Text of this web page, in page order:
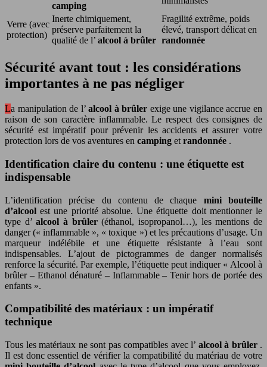
camping
Verre (avec
protection)
Inerte chimiquement,
préserve parfaitement la
qualité de l’ alcool à brûler
Fragilité extrême, poids
élevé, transport délicat en
randonnée
Sécurité avant tout : les considérations
importantes à ne pas négliger
La manipulation de l’alcool à brûler exige une vigilance accrue en
raison de son caractère inflammable. Le respect des consignes de
sécurité est impératif pour prévenir les accidents et assurer votre
protection lors de vos aventures en camping et randonnée .
Identification claire du contenu : une étiquette est
indispensable
L’identification précise du contenu de chaque mini bouteille
d’alcoolest une priorité absolue. Une étiquette doit mentionner le
type d’alcool à brûler(éthanol, isopropanol…), les mentions de
danger (« inflammable », « toxique ») et les précautions d’usage. Un
marqueur indélébile et une étiquette résistante à l’eau sont
indispensables. L’ajout de pictogrammes de danger normalisés
renforce la sécurité. Par exemple, l’étiquette peut indiquer « Alcool à
brûler – Ethanol dénaturé – Inflammable – Tenir hors de portée des
enfants ».
Compatibilité des matériaux : un impératif
technique
Tous les matériaux ne sont pas compatibles avec l’ alcool à brûler .
Il est donc essentiel de vérifier la compatibilité du matériau de votre